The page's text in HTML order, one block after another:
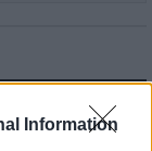
Information
vízgyűjtőjére